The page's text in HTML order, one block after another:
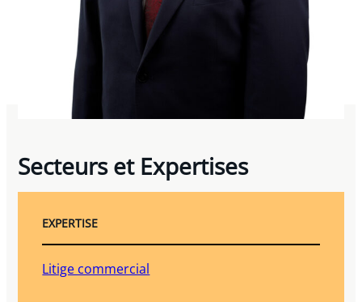
Secteurs et Expertises
EXPERTISE
Litige commercial